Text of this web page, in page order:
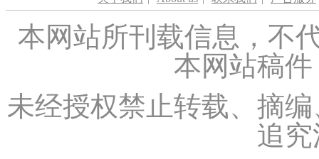
本网站所刊载信息，不
本网站稿
未经授权禁止转载、摘
追